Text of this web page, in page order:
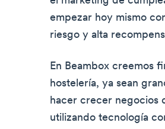
empezar hoy mismo
riesgo y alta
En Beambox creemos
hostelería, ya sean
hacer crecer negocios
utilizando tecnología